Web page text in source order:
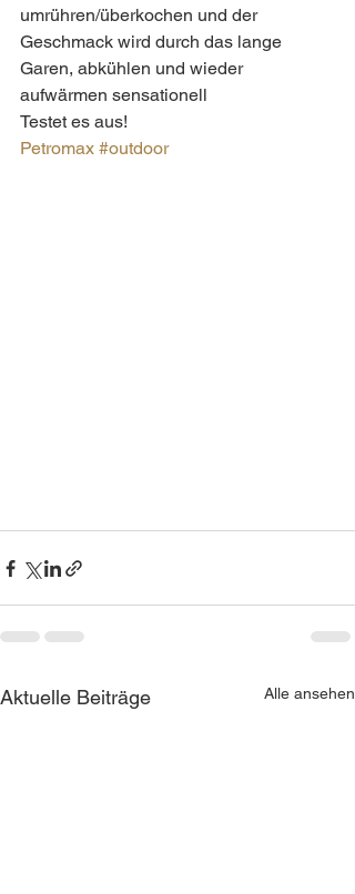
umrühren/überkochen und der
Geschmack wird durch das lange
Garen, abkühlen und wieder
aufwärmen sensationell
Testet es aus!
Petromax #outdoor
Aktuelle Beiträge Alle ansehen